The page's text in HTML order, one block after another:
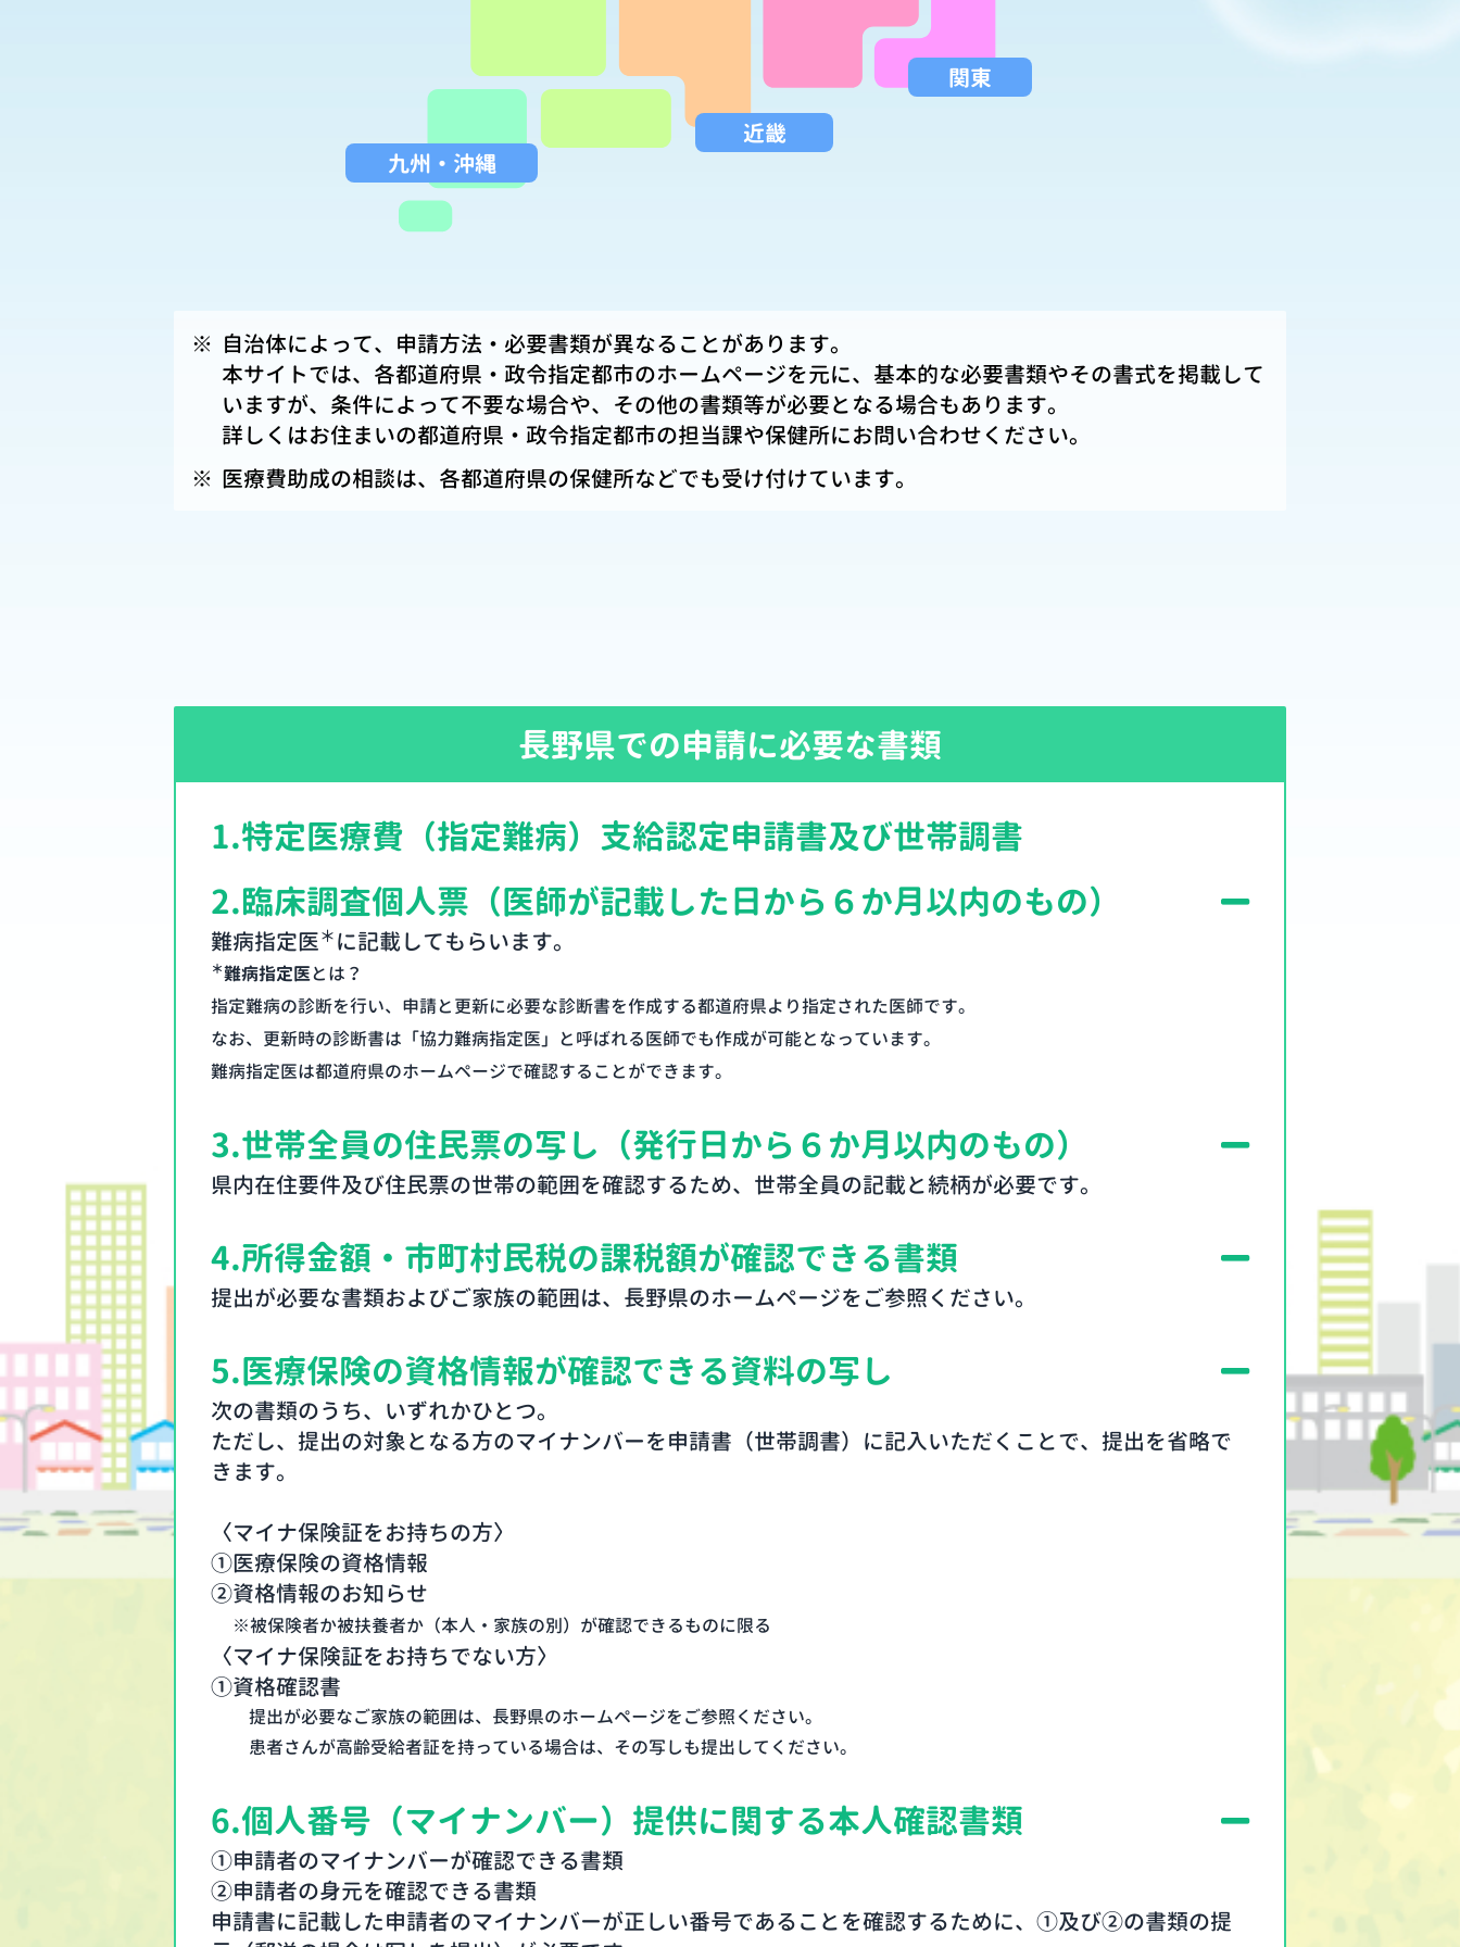
関東
近畿
九州 ・ 沖縄
※ 自治体によって、申請方法・必要書類が異なることがあります。
本サイトでは、各都道府県・政令指定都市のホームページを元に、基本的な必要書類やその書式を掲載して
いますが、条件によって不要な場合や、その他の書類等が必要となる場合もあります。
詳しくはお住まいの都道府県・政令指定都市の担当課や保健所にお問い合わせください。
※ 医療費助成の相談は、各都道府県の保健所などでも受け付けています。
長野県での申請に必要な書類
1.特定医療費（指定難病）支給認定申請書及び世帯調書
2.臨床調査個人票（医師が記載した日から６か月以内のもの）
難病指定医＊に記載してもらいます。
＊難病指定医とは？
指定難病の診断を行い、申請と更新に必要な診断書を作成する都道府県より指定された医師です。
なお、更新時の診断書は「協力難病指定医」と呼ばれる医師でも作成が可能となっています。
難病指定医は都道府県のホームページで確認することができます。
3.世帯全員の住民票の写し（発行日から６か月以内のもの）
県内在住要件及び住民票の世帯の範囲を確認するため、世帯全員の記載と続柄が必要です。
4.所得金額・市町村民税の課税額が確認できる書類
提出が必要な書類およびご家族の範囲は、長野県のホームページをご参照ください。
5.医療保険の資格情報が確認できる資料の写し
次の書類のうち、いずれかひとつ。
ただし、提出の対象となる方のマイナンバーを申請書（世帯調書）に記入いただくことで、提出を省略で
きます。
〈マイナ保険証をお持ちの方〉
①医療保険の資格情報
②資格情報のお知らせ
※被保険者か被扶養者か（本人・家族の別）が確認できるものに限る
〈マイナ保険証をお持ちでない方〉
①資格確認書
提出が必要なご家族の範囲は、長野県のホームページをご参照ください。
患者さんが高齢受給者証を持っている場合は、その写しも提出してください。
6.個人番号（マイナンバー）提供に関する本人確認書類
①申請者のマイナンバーが確認できる書類
②申請者の身元を確認できる書類
申請書に記載した申請者のマイナンバーが正しい番号であることを確認するために、①及び②の書類の提